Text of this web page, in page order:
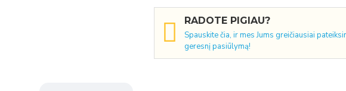
RADOTE PIGIAU?
Spauskite čia, ir mes Jums greičiausiai
geresnį pasiūlymą!